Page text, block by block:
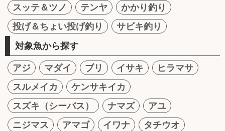
スッテ＆ツノ
テンヤ
かかり釣り
投げ＆ちょい投げ釣り
サビキ釣り
対象魚から探す
アジ マダイ ブリ イサキ
ヒラマサ
スルメイカ
ケンサキイカ
スズキ（シーバス）
ナマズ
アユ
ニジマス
アマゴ イワナ
タチウオ